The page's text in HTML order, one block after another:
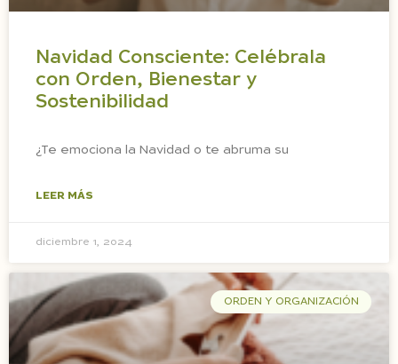
Navidad Consciente: Celébrala
con Orden, Bienestar y
Sostenibilidad
¿Te emociona la Navidad o te abruma su
LEER MÁS
diciembre 1, 2024
ORDEN Y ORGANIZACIÓN